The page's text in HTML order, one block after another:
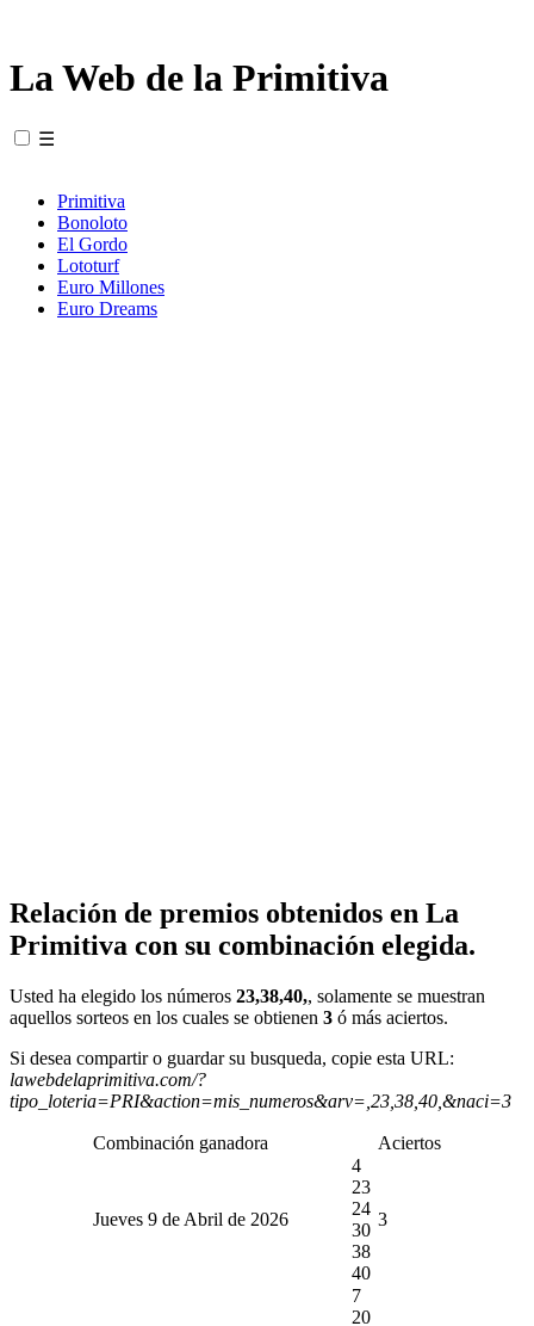
La Web de la Primitiva
☰
Primitiva
Bonoloto
El Gordo
Lototurf
Euro Millones
Euro Dreams
Relación de premios obtenidos en La
Primitiva con su combinación elegida.
Usted ha elegido los números 23,38,40,, solamente se muestran
aquellos sorteos en los cuales se obtienen 3 ó más aciertos.
Si desea compartir o guardar su busqueda, copie esta URL:
lawebdelaprimitiva.com/?
tipo_loteria=PRI&action=mis_numeros&arv=,23,38,40,&naci=3
Combinación ganadora Aciertos
Jueves 9 de Abril de 2026
4
23
24
30
38
40
3
7
20